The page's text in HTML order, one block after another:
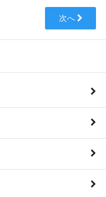
次へ